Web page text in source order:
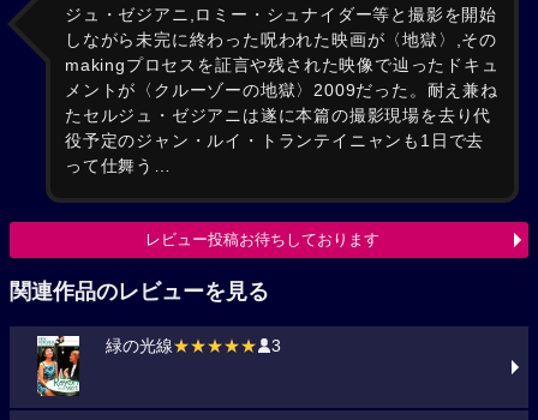
ジュ・ゼジアニ,ロミー・シュナイダー等と撮影を開始
しながら未完に終わった呪われた映画が〈地獄〉,その
makingプロセスを証言や残された映像で辿ったドキュ
メントが〈クルーゾーの地獄〉2009だった。耐え兼ね
たセルジュ・ゼジアニは遂に本篇の撮影現場を去り代
役予定のジャン・ルイ・トランテイニャンも1日で去
って仕舞う…
レビュー投稿お待ちしております
関連作品のレビューを見る
緑の光線★★★★★ 3